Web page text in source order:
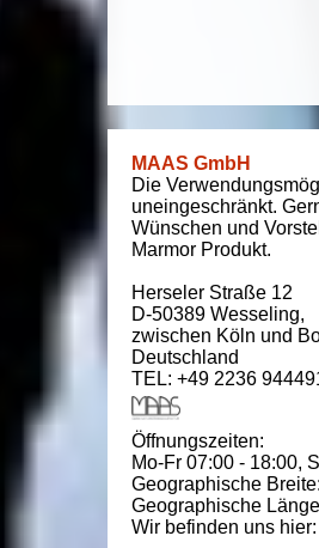
MAAS GmbH
Die
uneingeschränkt.
Wünschen und
Marmor Produkt.
Herseler Straße 12
D-50389 Wesseling,
zwischen Köln und
Deutschland
TEL: +49 2236
Öffnungszeiten:
Mo-Fr 07:00 - 18:00,
Geographische Breite:
Geographische
Wir befinden uns hier: